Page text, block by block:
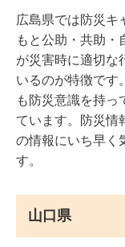
広島県では防災キ
もと公助・共助・
が災害時に適切な
いるのが特徴です
も防災意識を持っ
ています。防災情
の情報にいち早く
す。
山口県